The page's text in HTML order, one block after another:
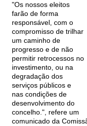
"Os nossos eleitos
farão de forma
responsável, com o
compromisso de trilhar
um caminho de
progresso e de não
permitir retrocessos no
investimento, ou na
degradação dos
serviços públicos e
nas condições de
desenvolvimento do
concelho.", refere um
comunicado da